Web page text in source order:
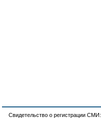
Свидетельство о регистрации СМИ: